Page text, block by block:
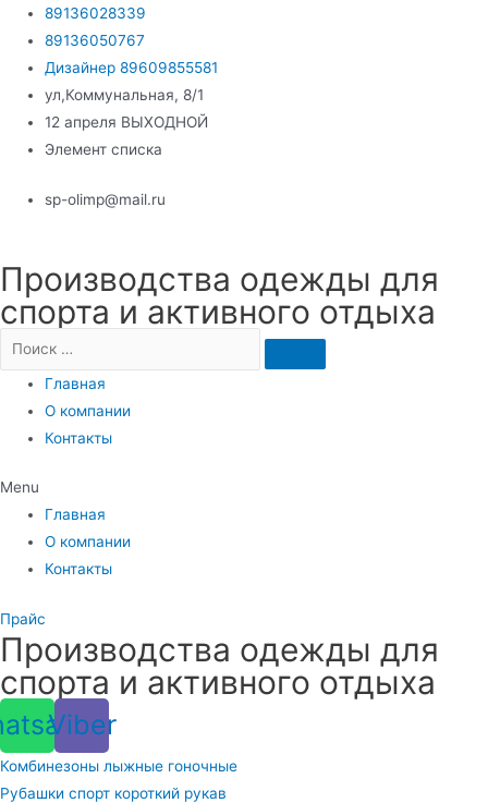
Перейти
содержимому
89136028339
89136050767
Дизайнер 89609855581
ул,Коммунальная, 8/1
12 апреля ВЫХОДНОЙ
Элемент списка
sp-olimp@mail.ru
Производства одежды для
спорта и активного отдыха
Главная
О компании
Контакты
Menu
Главная
О компании
Контакты
Прайс
Производства одежды для
спорта и активного отдыха
Viber
Комбинезоны лыжные гоночные
Рубашки спорт короткий рукав